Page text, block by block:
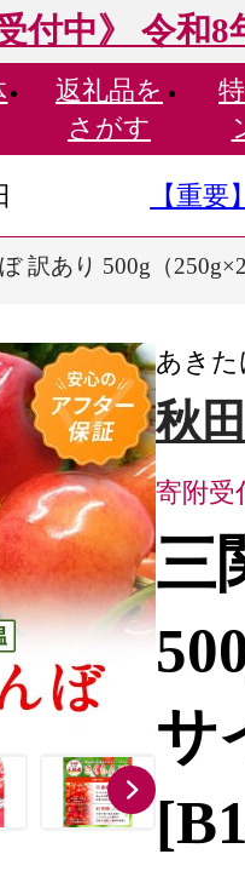
受付中》 令和
返礼品を
さがす
【重
訳あり 500g（
あきた
秋
寄附受
三
サ